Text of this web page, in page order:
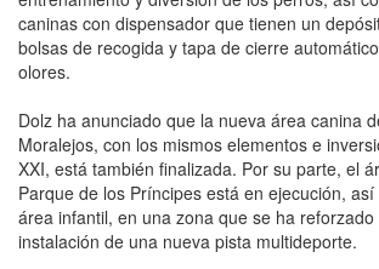
caninas con dispensador que tienen un
bolsas de recogida y tapa de cierre
olores.
Dolz ha anunciado que la nueva área canina
Moralejos, con los mismos elementos e
XXI, está también finalizada. Por su parte, el
Parque de los Príncipes está en ejecución,
área infantil, en una zona que se ha
instalación de una nueva pista multideporte.